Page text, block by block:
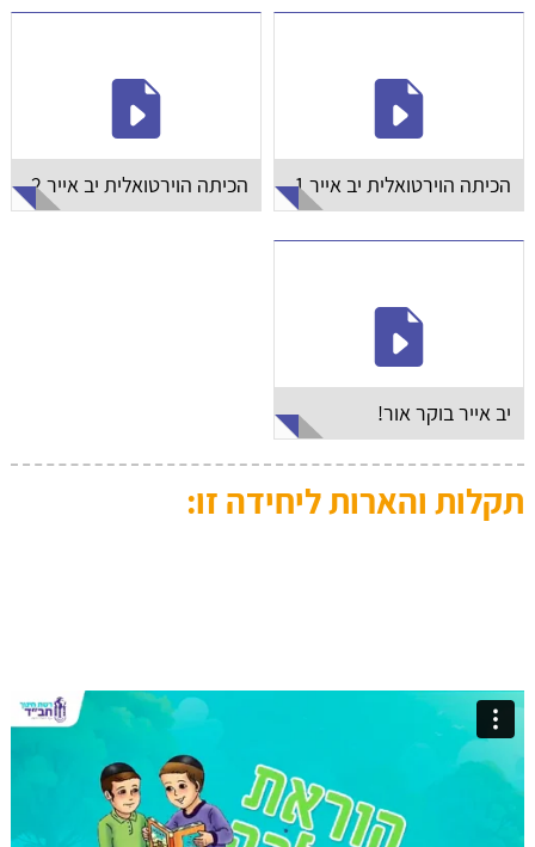
לא לקבל כמובן מאליו את הנתינה של הסובבים אותנו גם אם זה
חלק מהמחויבות או הגדרת התפקיד שלהם.למשל- הנהג,
המורה, המוכר בחנות ועוד.
" אני מטאטא את הרצפה יום כן יום לא, היום כן!"
. "הזבל לסל וחסל!"
הכיתה הוירטואלית יב אייר 1 הכיתה הוירטואלית יב אייר 2
יב אייר בוקר אור!
תקלות והארות ליחידה זו: